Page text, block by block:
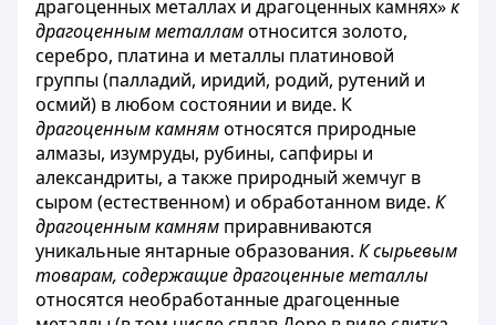
драгоценных металлах и драгоценных камнях»к
драгоценным металламотносится золото,
серебро, платина и металлы платиновой
группы (палладий, иридий, родий, рутений и
осмий) в любом состоянии и виде. К
драгоценным камнямотносятся природные
алмазы, изумруды, рубины, сапфиры и
александриты, а также природный жемчуг в
сыром (естественном) и обработанном виде. К
драгоценным камням приравниваются
уникальные янтарные образования. Ксырьевым
товарам, содержащие драгоценные металлы
относятся необработанные драгоценные